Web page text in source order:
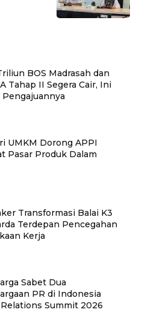
BOS Madrasah dan
Tahap II Segera Cair, Ini
Pengajuannya
UMKM Dorong APPI
Pasar Produk Dalam
Transformasi Balai K3
Terdepan Pencegahan
Kerja
Sabet Dua
PR di Indonesia
Summit 2026